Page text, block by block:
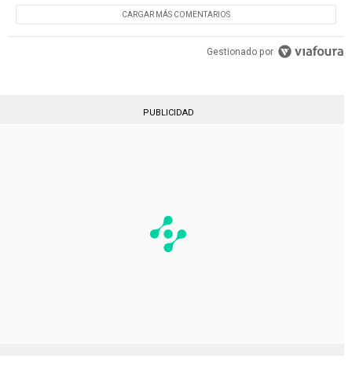
CARGAR MÁS COMENTARIOS
Gestionado por
PUBLICIDAD